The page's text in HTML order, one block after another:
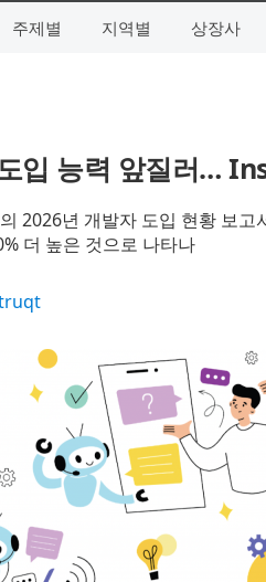
주제별 지역별 상장사
입 능력 앞질러…
2026년 개발자 도입 현황 보고
더 높은 것으로 나타나